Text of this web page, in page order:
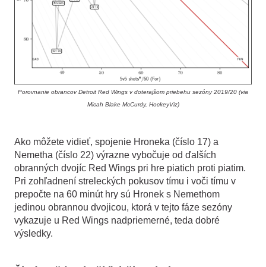
Porovnanie obrancov Detroit Red Wings v doterajšom priebehu sezóny 2019/20 (via
Micah Blake McCurdy, HockeyViz)
Ako môžete vidieť, spojenie Hroneka (číslo 17) a
Nemetha (číslo 22) výrazne vybočuje od ďalších
obranných dvojíc Red Wings pri hre piatich proti piatim.
Pri zohľadnení streleckých pokusov tímu i voči tímu v
prepočte na 60 minút hry sú Hronek s Nemethom
jedinou obrannou dvojicou, ktorá v tejto fáze sezóny
vykazuje u Red Wings nadpriemerné, teda dobré
výsledky.